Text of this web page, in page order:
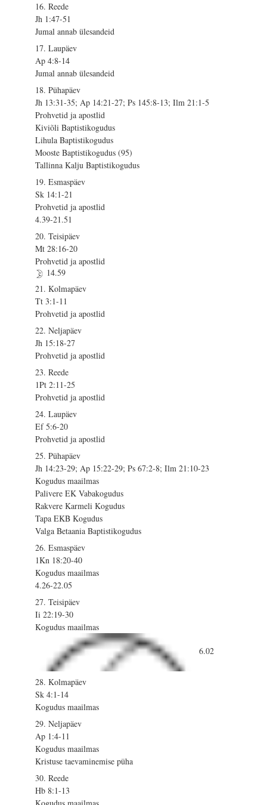
16. Reede
Jh 1:47-51
Jumal annab ülesandeid
17. Laupäev
Ap 4:8-14
Jumal annab ülesandeid
18. Pühapäev
Jh 13:31-35; Ap 14:21-27; Ps 145:8-13; Ilm 21:1-5
Prohvetid ja apostlid
Kiviõli Baptistikogudus
Lihula Baptistikogudus
Mooste Baptistikogudus (95)
Tallinna Kalju Baptistikogudus
19. Esmaspäev
Sk 14:1-21
Prohvetid ja apostlid
4.39-21.51
20. Teisipäev
Mt 28:16-20
Prohvetid ja apostlid
14.59
21. Kolmapäev
Tt 3:1-11
Prohvetid ja apostlid
22. Neljapäev
Jh 15:18-27
Prohvetid ja apostlid
23. Reede
1Pt 2:11-25
Prohvetid ja apostlid
24. Laupäev
Ef 5:6-20
Prohvetid ja apostlid
25. Pühapäev
Jh 14:23-29; Ap 15:22-29; Ps 67:2-8; Ilm 21:10-23
Kogudus maailmas
Palivere EK Vabakogudus
Rakvere Karmeli Kogudus
Tapa EKB Kogudus
Valga Betaania Baptistikogudus
26. Esmaspäev
1Kn 18:20-40
Kogudus maailmas
4.26-22.05
27. Teisipäev
Ii 22:19-30
Kogudus maailmas
6.02
28. Kolmapäev
Sk 4:1-14
Kogudus maailmas
29. Neljapäev
Ap 1:4-11
Kogudus maailmas
Kristuse taevaminemise püha
30. Reede
Hb 8:1-13